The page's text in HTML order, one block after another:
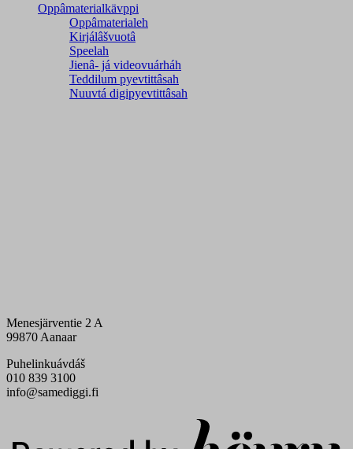
Oppâmaterialkävppi
Oppâmaterialeh
Kirjálâšvuotâ
Speelah
Jienâ- já videovuárháh
Teddilum pyevtittâsah
Nuuvtá digipyevtittâsah
Menesjärventie 2 A
99870 Aanaar
Puhelinkuávdáš
010 839 3100
info@samediggi.fi